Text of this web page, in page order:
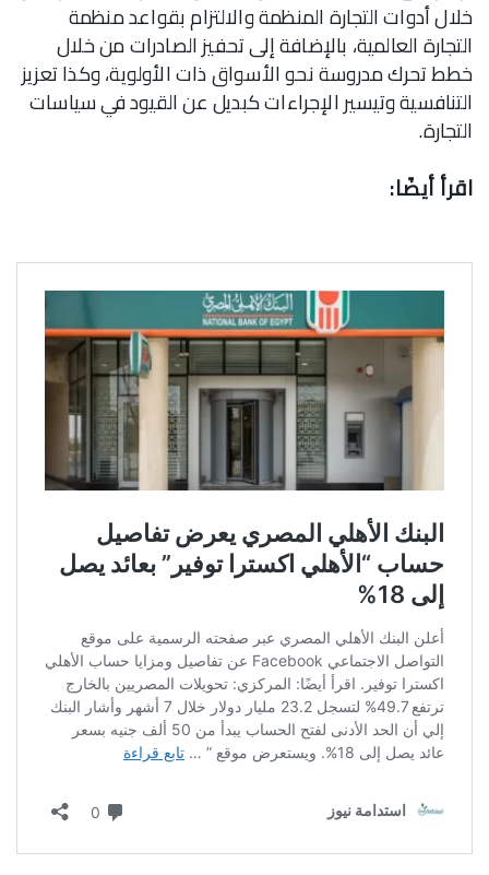
خلال أدوات التجارة المنظمة والالتزام بقواعد منظمة
التجارة العالمية، بالإضافة إلى تحفيز الصادرات من خلال
خطط تحرك مدروسة نحو الأسواق ذات الأولوية، وكذا تعزيز
التنافسية وتيسير الإجراءات كبديل عن القيود في سياسات
التجارة.
اقرأ أيضًا: